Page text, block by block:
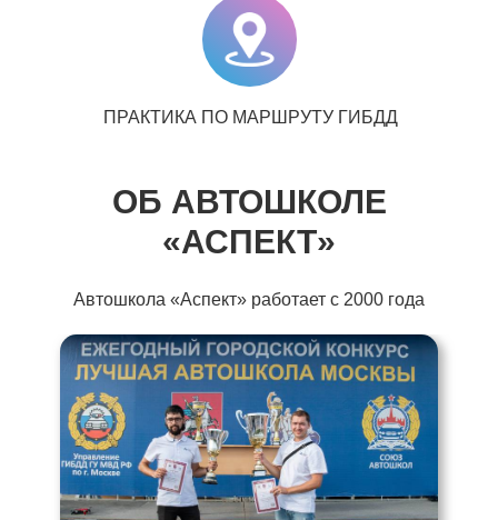
ПРАКТИКА ПО МАРШРУТУ ГИБДД
ОБ АВТОШКОЛЕ
«АСПЕКТ»
Автошкола «Аспект» работает с 2000 года